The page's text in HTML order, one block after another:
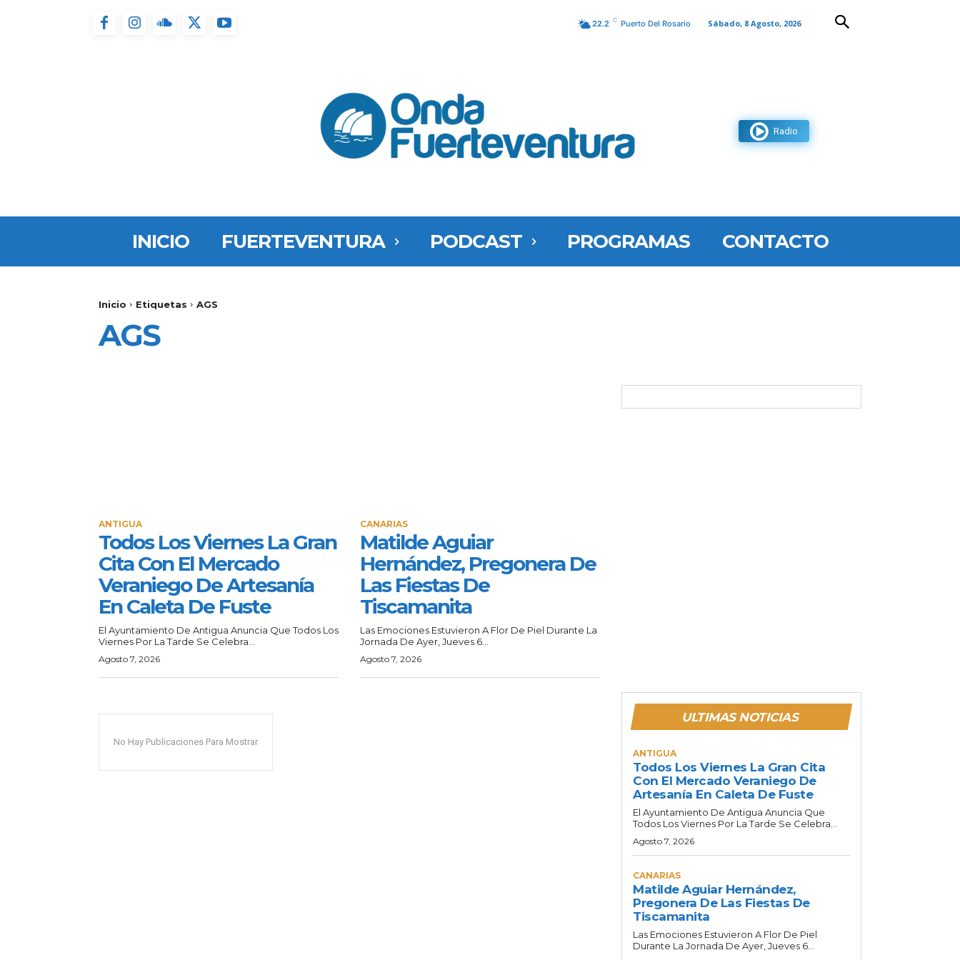
22.2 C Puerto Del Rosario Sábado, 8 Agosto, 2026
Radio
INICIO FUERTEVENTURA PODCAST PROGRAMAS CONTACTO
Inicio Etiquetas AGS
AGS
ANTIGUA
Todos Los Viernes La Gran
Cita Con El Mercado
Veraniego De Artesanía
En Caleta De Fuste
El Ayuntamiento De Antigua Anuncia Que Todos Los
Viernes Por La Tarde Se Celebra...
Agosto 7, 2026
CANARIAS
Matilde Aguiar
Hernández, Pregonera De
Las Fiestas De
Tiscamanita
Las Emociones Estuvieron A Flor De Piel Durante La
Jornada De Ayer, Jueves 6...
Agosto 7, 2026
No Hay Publicaciones Para Mostrar
ULTIMAS NOTICIAS
ANTIGUA
Todos Los Viernes La Gran Cita
Con El Mercado Veraniego De
Artesanía En Caleta De Fuste
El Ayuntamiento De Antigua Anuncia Que
Todos Los Viernes Por La Tarde Se Celebra...
Agosto 7, 2026
CANARIAS
Matilde Aguiar Hernández,
Pregonera De Las Fiestas De
Tiscamanita
Las Emociones Estuvieron A Flor De Piel
Durante La Jornada De Ayer, Jueves 6...